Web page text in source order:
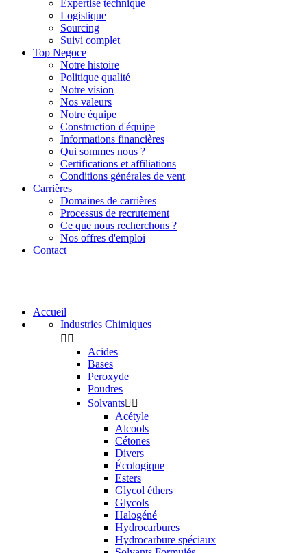
Expertise technique
Logistique
Sourcing
Suivi complet
Top Negoce
Notre histoire
Politique qualité
Notre vision
Nos valeurs
Notre équipe
Construction d'équipe
Informations financières
Qui sommes nous ?
Certifications et affiliations
Conditions générales de vent
Carrières
Domaines de carrières
Processus de recrutement
Ce que nous recherchons ?
Nos offres d'emploi
Contact
Accueil
Industries Chimiques
 
Acides
Bases
Peroxyde
Poudres
Solvants 
Acétyle
Alcools
Cétones
Divers
Écologique
Esters
Glycol éthers
Glycols
Halogéné
Hydrocarbures
Hydrocarbure spéciaux